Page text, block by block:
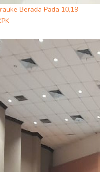
Berada Pada 10,19